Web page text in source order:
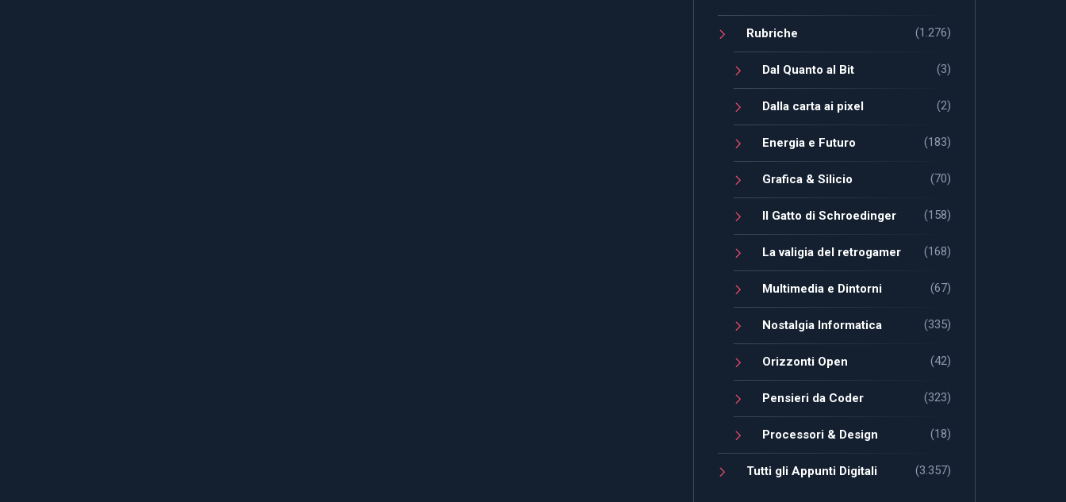
Rubriche (1.276)
Dal Quanto al Bit (3)
Dalla carta ai pixel (2)
Energia e Futuro (183)
Grafica & Silicio (70)
Il Gatto di Schroedinger (158)
La valigia del retrogamer (168)
Multimedia e Dintorni (67)
Nostalgia Informatica (335)
Orizzonti Open (42)
Pensieri da Coder (323)
Processori & Design (18)
Tutti gli Appunti Digitali (3.357)